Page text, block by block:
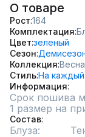
О товаре
Рост 164
Комплектация
Цвет зеленый
Сезон
Коллекция
СтильНа каждый
Информация
Срок пошива
1 размер на
Состав
Блуза: